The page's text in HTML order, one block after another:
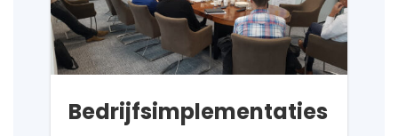
Bedrijfsimplementaties